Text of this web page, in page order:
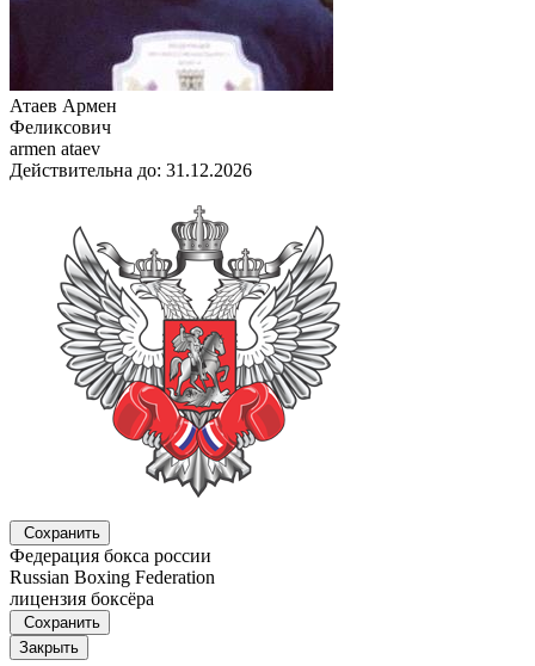
Атаев Армен
Феликсович
armen ataev
Действительна до: 31.12.2026
Сохранить
Федерация бокса россии
Russian Boxing Federation
лицензия боксёра
Сохранить
Закрыть